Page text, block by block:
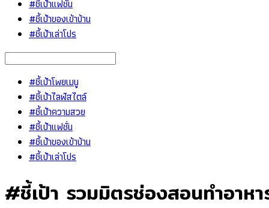
#ชี้เป้าแฟชั่น
#ชี้เป้าของเข้าบ้าน
#ชี้เป้าเล่าโปร
#ชี้เป้าโพยเมนู
#ชี้เป้าไลฟ์สไตล์
#ชี้เป้าความสวย
#ชี้เป้าแฟชั่น
#ชี้เป้าของเข้าบ้าน
#ชี้เป้าเล่าโปร
#ชี้เป้า รวมมิตรช่องสอนทำอาห